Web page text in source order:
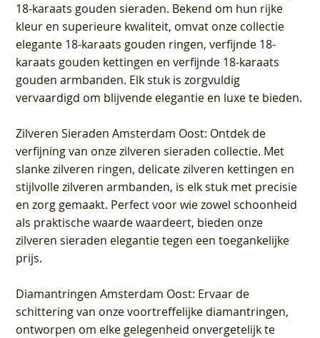
18-karaats gouden sieraden. Bekend om hun rijke
kleur en superieure kwaliteit, omvat onze collectie
elegante 18-karaats gouden ringen, verfijnde 18-
karaats gouden kettingen en verfijnde 18-karaats
gouden armbanden. Elk stuk is zorgvuldig
vervaardigd om blijvende elegantie en luxe te bieden.
Zilveren Sieraden Amsterdam Oost: Ontdek de
verfijning van onze zilveren sieraden collectie. Met
slanke zilveren ringen, delicate zilveren kettingen en
stijlvolle zilveren armbanden, is elk stuk met precisie
en zorg gemaakt. Perfect voor wie zowel schoonheid
als praktische waarde waardeert, bieden onze
zilveren sieraden elegantie tegen een toegankelijke
prijs.
Diamantringen Amsterdam Oost: Ervaar de
schittering van onze voortreffelijke diamantringen,
ontworpen om elke gelegenheid onvergetelijk te